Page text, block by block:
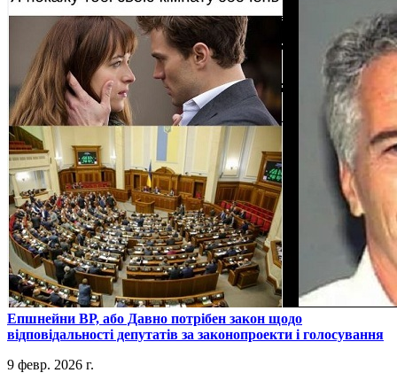
​Епшнейни ВР, або Давно потрібен закон щодо
відповідальності депутатів за законопроекти і голосування
9 февр. 2026 г.